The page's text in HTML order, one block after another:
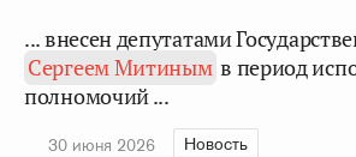
... внесен депутатами
Сергеем Митиным в период
полномочий ...
30 июня 2026 Новость